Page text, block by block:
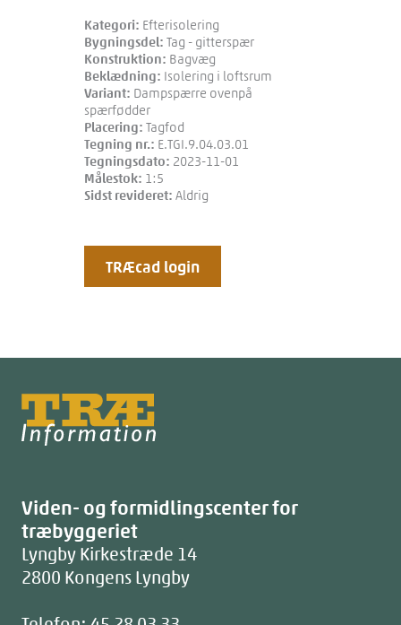
Kategori: Efterisolering
Bygningsdel: Tag - gitterspær
Konstruktion: Bagvæg
Beklædning: Isolering i loftsrum
Variant: Dampspærre ovenpå
spærfødder
Placering: Tagfod
Tegning nr.: E.TGI.9.04.03.01
Tegningsdato: 2023-11-01
Målestok: 1:5
Sidst revideret: Aldrig
TRÆcad login
Træinfo
Viden- og formidlingscenter for
træbyggeriet
Lyngby Kirkestræde 14
2800 Kongens Lyngby